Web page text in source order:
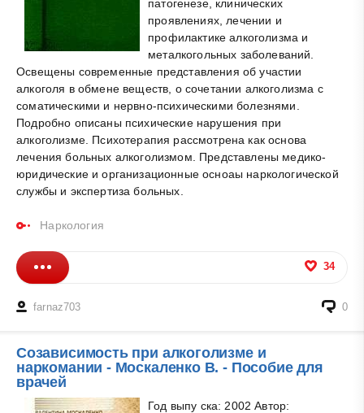
патогенезе, клинических
проявлениях, лечении и
профилактике алкоголизма и
металкогольных заболеваний.
Освещены современные представления об участии
алкоголя в обмене веществ, о сочетании алкоголизма с
соматическими и нервно-психическими болезнями.
Подробно описаны психические нарушения при
алкоголизме. Психотерапия рассмотрена как основа
лечения больных алкоголизмом. Представлены медико-
юридические и организационные осноаы наркологической
службы и экспертиза больных.
Наркология
34
farnaz703 0
Созависимость при алкоголизме и
наркомании - Москаленко В. - Пособие для
врачей
Год выпу ска: 2002 Автор: